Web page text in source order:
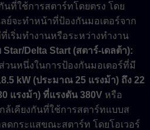
นที่ใช้การสตาร์ทโดยตรง โดย
ลย์จะทำหน้าที่ป้องกันมอเตอร์จาก
เริ่มทำงานหรือระหว่างทำงาน
Delta Start (สตาร์-เดลต้า):
วนหนึ่งในการป้องกันมอเตอร์ที่มี
kW (ประมาณ 25 แรงม้า) ถึง 22
แรงม้า) ที่แรงดัน 380V หรือ
ล้เคียงกันที่ใช้การสตาร์ทแบบส
ลดกระแสขณะสตาร์ท โดยโอเวอร์